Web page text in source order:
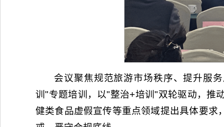
会议聚焦规范旅游市场秩序、提升服
训"专题培训，以"整治+培训"双轮驱动，推
健类食品虚假宣传等重点领域提出具体要